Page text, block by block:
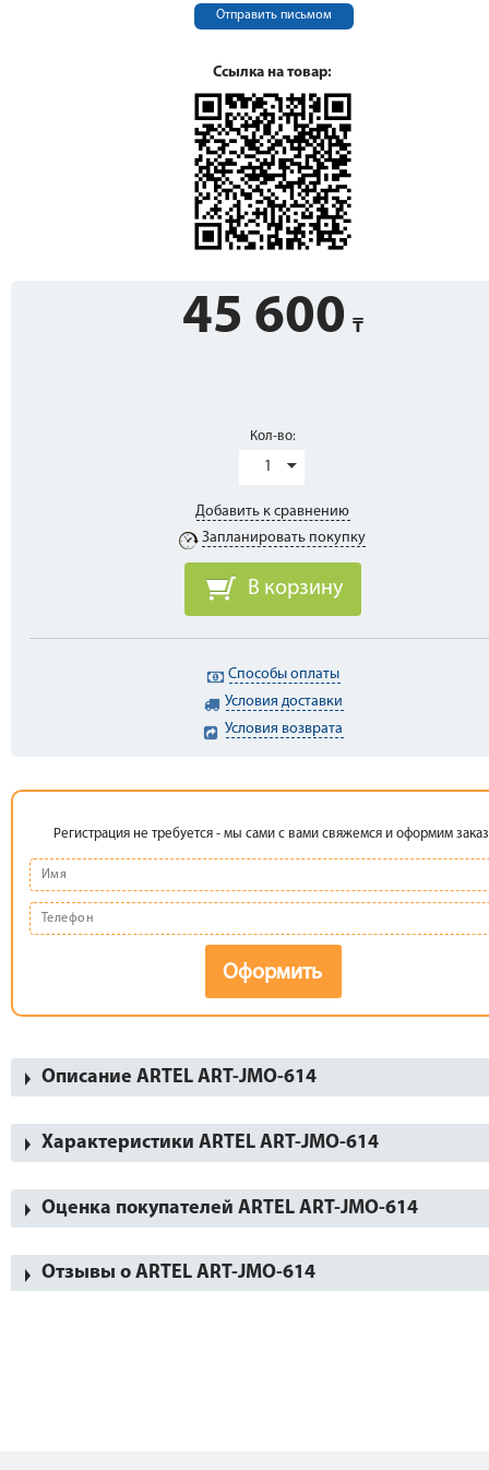
Отправить письмом
Ссылка на товар:
45 600
Кол-во:
1
Добавить к сравнению
Запланировать покупку
В корзину
Способы оплаты
Условия доставки
Условия возврата
Регистрация не требуется - мы сами с вами свяжемся и оформим
Оформить
Описание ARTEL ART-JMO-614
Характеристики ARTEL ART-JMO-614
Оценка покупателей ARTEL ART-JMO-614
Отзывы о ARTEL ART-JMO-614